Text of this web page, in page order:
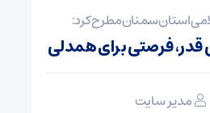
استان سمنان مطرح کرد:
قدر، فرصتی برای همدلی
مدیر سایت